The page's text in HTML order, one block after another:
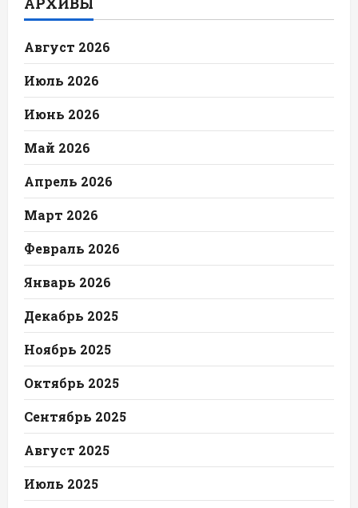
Август 2026
Июль 2026
Июнь 2026
Май 2026
Апрель 2026
Март 2026
Февраль 2026
Январь 2026
Декабрь 2025
Ноябрь 2025
Октябрь 2025
Сентябрь 2025
Август 2025
Июль 2025